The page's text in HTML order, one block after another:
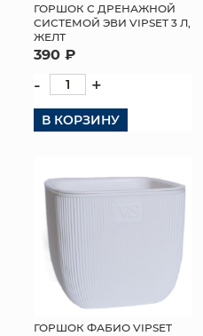
ГОРШОК С ДРЕНАЖНОЙ
СИСТЕМОЙ ЭВИ VIPSET 3 Л,
ЖЕЛТ
390 ₽
- +
В КОРЗИНУ
ГОРШОК ФАБИО VIPSET